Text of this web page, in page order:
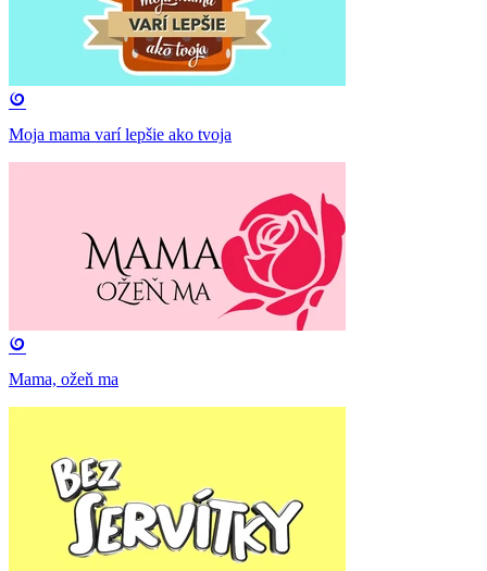
Moja mama varí lepšie ako tvoja
Mama, ožeň ma